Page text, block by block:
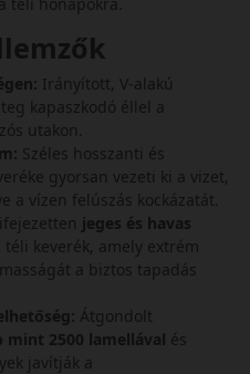
Irányított, V-alakú
kapaszkodó éllel a
utakon.
Széles hosszanti és
gyorsan vezeti ki a vizet,
a vízen felúszás kockázatát.
jeges és havas
téli keverék, amely extrém
a biztos tapadás
Átgondolt
mint 2500 lamellával és
javítják a